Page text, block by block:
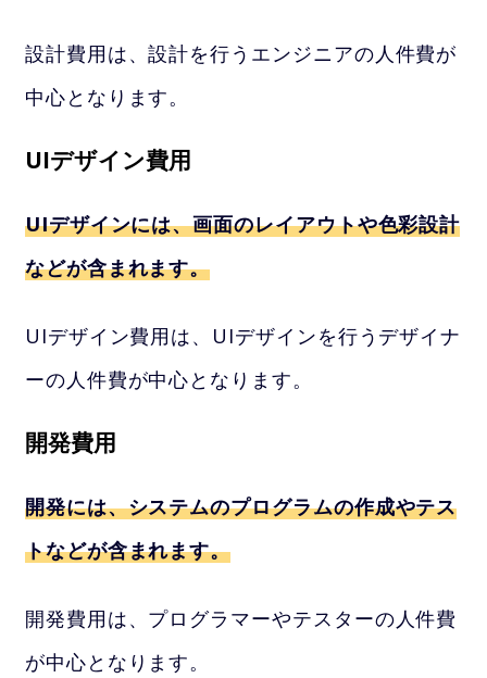
設計費用は、設計を行うエンジニアの人件費が
中心となります。
UIデザイン費用
UIデザインには、画面のレイアウトや色彩設計
などが含まれます。
UIデザイン費用は、UIデザインを行うデザイナ
ーの人件費が中心となります。
開発費用
開発には、システムのプログラムの作成やテス
トなどが含まれます。
開発費用は、プログラマーやテスターの人件費
が中心となります。